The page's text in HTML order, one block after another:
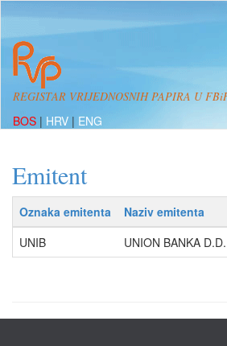
REGISTAR VRIJEDNOSNIH PAPIRA U
BOS | HRV | ENG
Emitent
Oznaka emitenta Naziv emitenta
UNIB
UNION BANKA